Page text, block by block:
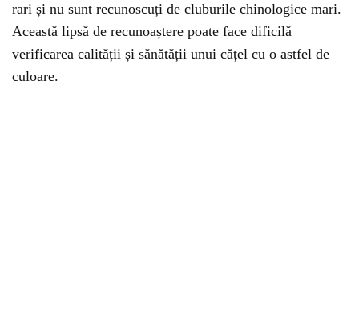
rari și nu sunt recunoscuți de cluburile chinologice mari.
Această lipsă de recunoaștere poate face dificilă
verificarea calității și sănătății unui cățel cu o astfel de
culoare.